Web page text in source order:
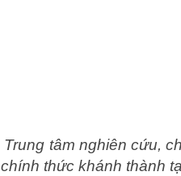
Trung tâm nghiên cứu,
chính thức khánh thành